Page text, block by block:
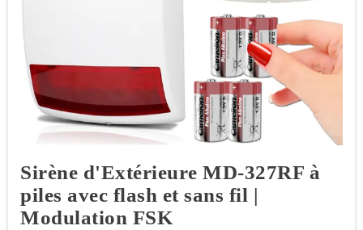
Sirène d'Extérieure MD-327RF à
piles avec flash et sans fil |
Modulation FSK